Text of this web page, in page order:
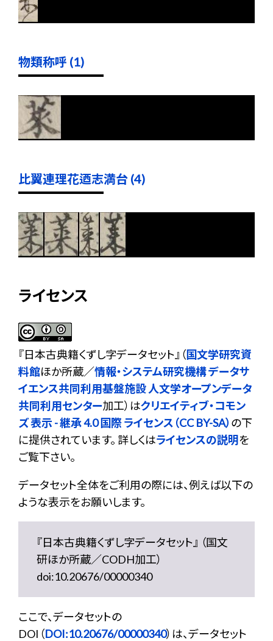
物類称呼 (1)
比翼連理花迺志満台 (4)
ライセンス
『日本古典籍くずし字データセット 』（国文学研究資
料館ほか所蔵／情報・システム研究機構 データサ
イエンス共同利用基盤施設 人文学オープンデータ
共同利用センター加工）はクリエイティブ・コモン
ズ 表示 - 継承 4.0 国際 ライセンス（CC BY-SA） の下
に提供されています。 詳しくはライセンスの説明を
ご覧下さい。
データセット全体をご利用の際には、例えば以下の
ような表示をお願いします。
『日本古典籍くずし字データセット』 （国文
研ほか所蔵／CODH加工）
doi:10.20676/00000340
ここで、データセットの
DOI（DOI:10.20676/00000340）は、データセット